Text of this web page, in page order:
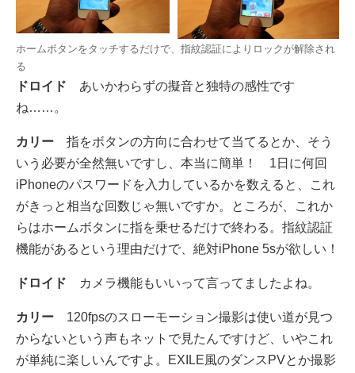
ホームボタンをタッチするだけで、指紋認証によりロックが解除され
る
ドロイド あいかわらずの擬音と独特の感性です
ね……。
カリー 指をボタンの方向に合わせて当てるとか、そう
いう必要が全然無いですし、本当に簡単！ 1日に何回
iPhoneのパスワードを入力しているかを数えると、これ
がきっと相当な回数じゃ無いですか。ところが、これか
らはホームボタンに指を乗せるだけで終わる。指紋認証
機能があるという理由だけで、絶対iPhone 5sが欲しい！
ドロイド カメラ機能もいいって言ってましたよね。
カリー 120fpsのスローモーション撮影は使い道が見つ
からないという声もネットで見たんですけど、いやこれ
が単純に楽しいんですよ。EXILE風のダンスPVとか撮影